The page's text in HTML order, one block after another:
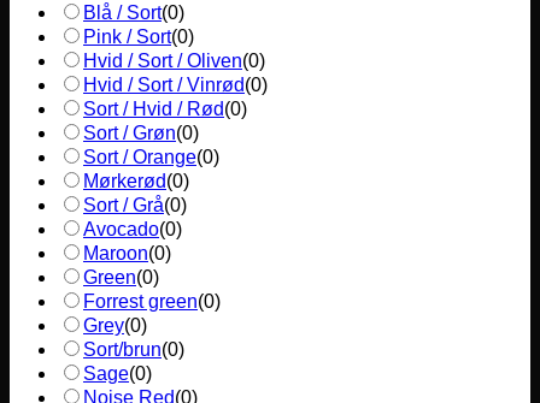
Blå / Sort(0)
Pink / Sort(0)
Hvid / Sort / Oliven(0)
Hvid / Sort / Vinrød(0)
Sort / Hvid / Rød(0)
Sort / Grøn(0)
Sort / Orange(0)
Mørkerød(0)
Sort / Grå(0)
Avocado(0)
Maroon(0)
Green(0)
Forrest green(0)
Grey(0)
Sort/brun(0)
Sage(0)
Noise Red(0)